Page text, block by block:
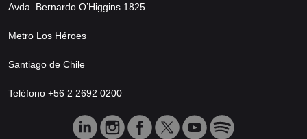
Avda. Bernardo O’Higgins 1825
Metro Los Héroes
Santiago de Chile
Teléfono +56 2 2692 0200